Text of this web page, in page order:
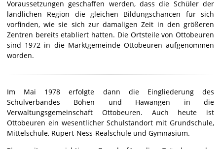
Voraussetzungen geschaffen werden, dass die Schüler der
ländlichen Region die gleichen Bildungschancen für sich
vorfinden, wie sie sich zur damaligen Zeit in den größeren
Zentren bereits etabliert hatten. Die Ortsteile von Ottobeuren
sind 1972 in die Marktgemeinde Ottobeuren aufgenommen
worden.
Im Mai 1978 erfolgte dann die Eingliederung des
Schulverbandes Böhen und Hawangen in die
Verwaltungsgemeinschaft Ottobeuren. Auch heute ist
Ottobeuren ein wesentlicher Schulstandort mit Grundschule,
Mittelschule, Rupert-Ness-Realschule und Gymnasium.